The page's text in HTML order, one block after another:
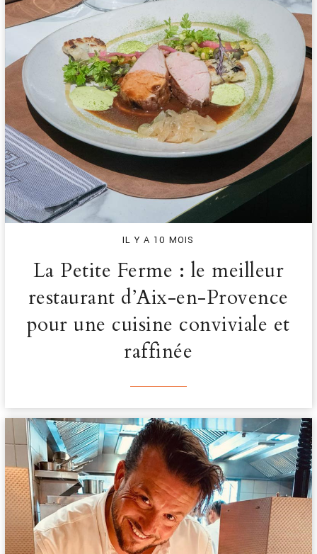
IL Y A 10 MOIS
La Petite Ferme : le meilleur
restaurant d’Aix-en-Provence
pour une cuisine conviviale et
raffinée